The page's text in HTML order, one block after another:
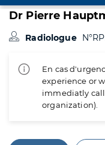
Dr Pierre
Radiologue
En cas
experience or
immediatly
organization).